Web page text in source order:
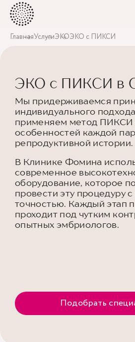
ГлавнаяУслугиЭКОЭКО с ПИКСИ
ЭКО с ПИКСИ в
Мы придерживаемся
индивидуального
применяем метод ПИКСИ
особенностей каждой
репродуктивной истории.
В Клинике Фомина
современное
оборудование, которое
провести эту процедуру
точностью. Каждый этап
проходит под чутким
опытных эмбриологов.
Подобрать